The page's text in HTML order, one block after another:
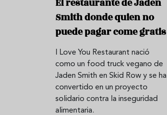
El restaurante de Jaden
Smith donde quien no
puede pagar come gratis
I Love You Restaurant nació
como un food truck vegano de
Jaden Smith en Skid Row y se ha
convertido en un proyecto
solidario contra la inseguridad
alimentaria.
Aceitunas: el aperitivo estrella
del verano